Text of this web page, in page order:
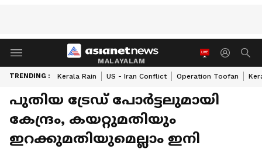
MALAYALAM
TRENDING : Kerala Rain US - Iran Conflict Operation Toofan
പുതിയ ട്രേഡ് പോർട്ടലുമായി
കേന്ദ്രം, കയറ്റുമതിയും
ഇറക്കുമതിയുമെല്ലാം ഇനി